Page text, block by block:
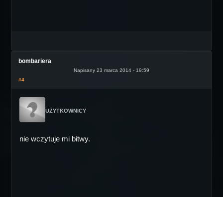
bombariera
Napisany 23 marca 2014 - 19:59
#4
UŻYTKOWNICY
nie wczytuje mi bitwy.